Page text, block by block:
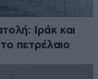
Ιράκ και
πετρέλαιο